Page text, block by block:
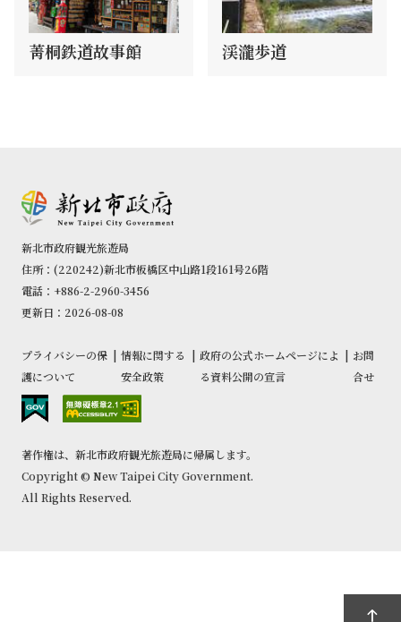
菁桐鉄道故事館 渓瀧歩道
新北市政府観光旅遊局
住所：(220242)新北市板橋区中山路1段161号26階
電話：+886-2-2960-3456
更新日：2026-08-08
プライバシーの保
護について
| 情報に関する
安全政策
| 政府の公式ホームページによ
る資料公開の宣言
| お問
合せ
著作権は、新北市政府観光旅遊局に帰属します。
Copyright © New Taipei City Government.
All Rights Reserved.